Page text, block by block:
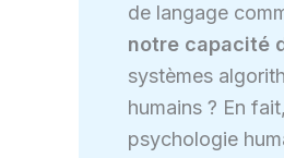
de langage
notre capacité
systèmes
humains ? En
psychologie